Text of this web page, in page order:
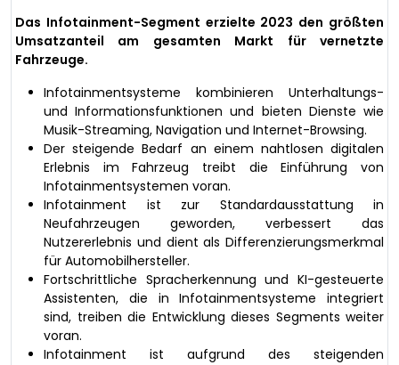
Das Infotainment-Segment erzielte 2023 den größten
Umsatzanteil am gesamten Markt für vernetzte
Fahrzeuge.
Infotainmentsysteme kombinieren Unterhaltungs-
und Informationsfunktionen und bieten Dienste wie
Musik-Streaming, Navigation und Internet-Browsing.
Der steigende Bedarf an einem nahtlosen digitalen
Erlebnis im Fahrzeug treibt die Einführung von
Infotainmentsystemen voran.
Infotainment ist zur Standardausstattung in
Neufahrzeugen geworden, verbessert das
Nutzererlebnis und dient als Differenzierungsmerkmal
für Automobilhersteller.
Fortschrittliche Spracherkennung und KI-gesteuerte
Assistenten, die in Infotainmentsysteme integriert
sind, treiben die Entwicklung dieses Segments weiter
voran.
Infotainment ist aufgrund des steigenden